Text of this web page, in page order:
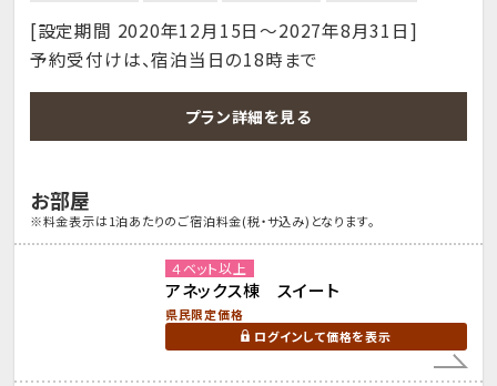
[設定期間 2020年12月15日～2027年8月31日]
予約受付けは、宿泊当日の18時まで
プラン詳細を見る
お部屋
※料金表示は1泊あたりのご宿泊料金(税・サ込み)となります。
４ベット以上
アネックス棟 スイート
県民限定価格
ログインして価格を表示